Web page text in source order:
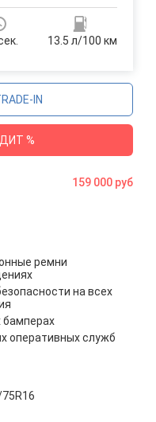
13.5 л/100 км
%
IN
159 000 руб
ремни
на всех
бамперах
оперативных служб